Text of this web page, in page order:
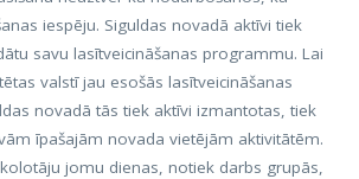
iespēju. Siguldas novadā aktīvi tiek
savu lasītveicināšanas programmu. Lai
valstī jau esošās lasītveicināšanas
novadā tās tiek aktīvi izmantotas, tiek
īpašajām novada vietējām aktivitātēm.
jomu dienas, notiek darbs grupās,